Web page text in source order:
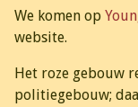
We komen op
website.
Het roze gebouw
politiegebouw;